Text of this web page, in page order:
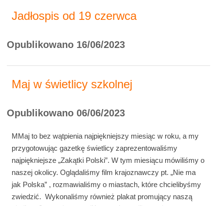
Jadłospis od 19 czerwca
Opublikowano 16/06/2023
Maj w świetlicy szkolnej
Opublikowano 06/06/2023
MMaj to bez wątpienia najpiękniejszy miesiąc w roku, a my
przygotowując gazetkę świetlicy zaprezentowaliśmy
najpiękniejsze „Zakątki Polski”. W tym miesiącu mówiliśmy o
naszej okolicy. Oglądaliśmy film krajoznawczy pt. „Nie ma
jak Polska” , rozmawialiśmy o miastach, które chcielibyśmy
zwiedzić. Wykonaliśmy również plakat promujący naszą